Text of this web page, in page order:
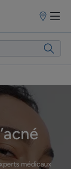
Points
vente
médicaux